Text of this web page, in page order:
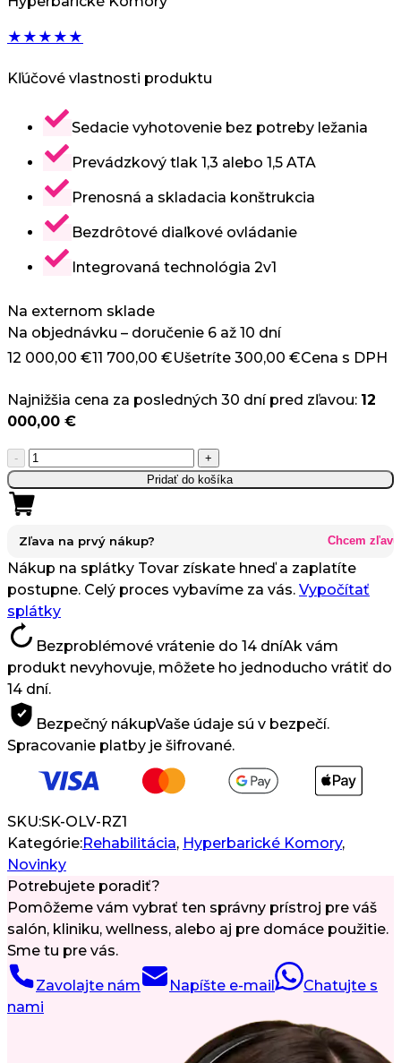
★ ★ ★ ★ ★
Kľúčové vlastnosti produktu
Sedacie vyhotovenie bez potreby ležania
Prevádzkový tlak 1,3 alebo 1,5 ATA
Prenosná a skladacia konštrukcia
Bezdrôtové diaľkové ovládanie
Integrovaná technológia 2v1
Na externom sklade
Na objednávku – doručenie 6 až 10 dní
12 000,00 €11 700,00 €Ušetríte 300,00 €Cena s DPH
Najnižšia cena za posledných 30 dní pred zľavou: 12
000,00 €
-
množstvo
OxyAir
Basic
Sit
-
Hyperbarická
Komora
na
+
Pridať do košíka
Zľava na prvý nákup? Chcem zľavu
Nákup na splátky Tovar získate hneď a zaplatíte
postupne. Celý proces vybavíme za vás. Vypočítať
splátky
Bezproblémové vrátenie do 14 dníAk vám
produkt nevyhovuje, môžete ho jednoducho vrátiť do
14 dní.
Bezpečný nákupVaše údaje sú v bezpečí.
Spracovanie platby je šifrované.
SKU:SK-OLV-RZ1
Kategórie:Rehabilitácia, Hyperbarické Komory,
Novinky
Potrebujete poradiť?
Pomôžeme vám vybrať ten správny prístroj pre váš
salón, kliniku, wellness, alebo aj pre domáce použitie.
Sme tu pre vás.
Zavolajte nám Napíšte e-mail
Chatujte s
nami